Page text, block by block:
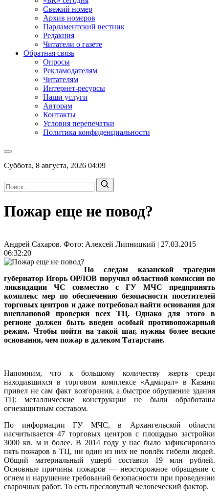
Свежий номер
Архив номеров
Парламентский вестник
Редакция
Читатели о газете
Обратная связь
Опросы
Рекламодателям
Читателям
Интернет-ресурсы
Наши услуги
Авторам
Контакты
Условия перепечатки
Политика конфиденциальности
Суббота, 8 августа, 2026 04:09
Пожар еще не повод?
Андрей Сахаров. Фото: Алексей Липницкий | 27.03.2015
06:32:20
По следам казанской трагедии
губернатор Игорь ОРЛОВ поручил областной комиссии по
ликвидации ЧС совместно с ГУ МЧС предпринять
комплекс мер по обеспечению безопасности посетителей
торговых центров и даже потребовал найти основания для
внеплановой проверки всех ТЦ. Однако для этого в
регионе должен быть введен особый противопожарный
режим. Чтобы пойти на такой шаг, нужны более веские
основания, чем пожар в далеком Татарстане.
Напомним, что к большому количеству жертв среди
находившихся в торговом комплексе «Адмирал» в Казани
привел не сам факт возгорания, а быстрое обрушение здания
ТЦ: металлические конструкции не были обработаны
огнезащитным составом.
По информации ГУ МЧС, в Архангельской области
насчитывается 47 торговых центров с площадью застройки
3000 кв. м и более. В 2014 году у нас было зафиксировано
пять пожаров в ТЦ, ни один из них не повлёк гибели людей.
Общий материальный ущерб составил 19 млн рублей.
Основные причины пожаров — неосторожное обращение с
огнем и нарушение требований безопасности при проведении
сварочных работ. То есть пресловутый человеческий фактор.